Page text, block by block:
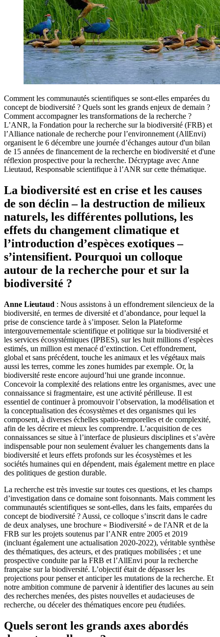
Comment les communautés scientifiques se sont-elles emparées du
concept de biodiversité ? Quels sont les grands enjeux de demain ?
Comment accompagner les transformations de la recherche ?
L’ANR, la Fondation pour la recherche sur la biodiversité (FRB) et
l’Alliance nationale de recherche pour l’environnement (AllEnvi)
organisent le 6 décembre une journée d’échanges autour d'un bilan
de 15 années de financement de la recherche en biodiversité et d'une
réflexion prospective pour la recherche. Décryptage avec Anne
Lieutaud, Responsable scientifique à l’ANR sur cette thématique.
La biodiversité est en crise et les causes
de son déclin – la destruction de milieux
naturels, les différentes pollutions, les
effets du changement climatique et
l’introduction d’espèces exotiques –
s’intensifient. Pourquoi un colloque
autour de la recherche pour et sur la
biodiversité ?
Anne Lieutaud : Nous assistons à un effondrement silencieux de la
biodiversité, en termes de diversité et d’abondance, pour lequel la
prise de conscience tarde à s’imposer. Selon la Plateforme
intergouvernementale scientifique et politique sur la biodiversité et
les services écosystémiques (IPBES), sur les huit millions d’espèces
estimés, un million est menacé d’extinction. Cet effondrement,
global et sans précédent, touche les animaux et les végétaux mais
aussi les terres, comme les zones humides par exemple. Or, la
biodiversité reste encore aujourd’hui une grande inconnue.
Concevoir la complexité des relations entre les organismes, avec une
connaissance si fragmentaire, est une activité périlleuse. Il est
essentiel de continuer à promouvoir l’observation, la modélisation et
la conceptualisation des écosystèmes et des organismes qui les
composent, à diverses échelles spatio-temporelles et de complexité,
afin de les décrire et mieux les comprendre. L’acquisition de ces
connaissances se situe à l’interface de plusieurs disciplines et s’avère
indispensable pour non seulement évaluer les changements dans la
biodiversité et leurs effets profonds sur les écosystèmes et les
sociétés humaines qui en dépendent, mais également mettre en place
des politiques de gestion durable.
La recherche est très investie sur toutes ces questions, et les champs
d’investigation dans ce domaine sont foisonnants. Mais comment les
communautés scientifiques se sont-elles, dans les faits, emparées du
concept de biodiversité ? Aussi, ce colloque s’inscrit dans le cadre
de deux analyses, une brochure « Biodiversité » de l'ANR et de la
FRB sur les projets soutenus par l’ANR entre 2005 et 2019
(incluant également une actualisation 2020-2022), véritable synthèse
des thématiques, des acteurs, et des pratiques mobilisées ; et une
prospective conduite par la FRB et l’AllEnvi pour la recherche
française sur la biodiversité. L’objectif était de dépasser les
projections pour penser et anticiper les mutations de la recherche. Et
notre ambition commune de parvenir à identifier des lacunes au sein
des recherches menées, des pistes nouvelles et audacieuses de
recherche, ou déceler des thématiques encore peu étudiées.
Quels seront les grands axes abordés